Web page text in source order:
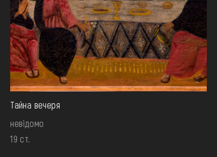
Тайна вечеря
невідомо
19 ст.